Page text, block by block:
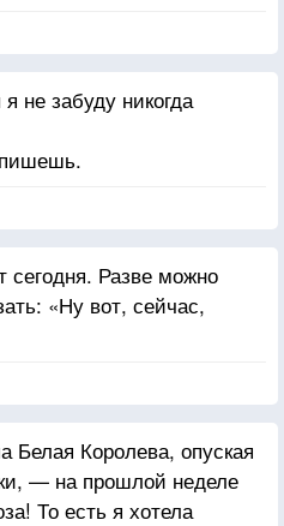
не забуду никогда
сегодня. Разве можно
«Ну вот, сейчас,
Королева, опуская
— на прошлой неделе
То есть я хотела